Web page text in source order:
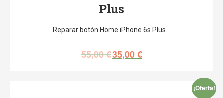
Plus
Reparar botón Home iPhone 6s Plus…
55,00€35,00€
¡Oferta!